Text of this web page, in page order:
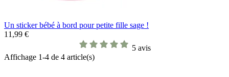
Un sticker bébé à bord pour petite fille sage !
11,99 €
5 avis
Affichage 1-4 de 4 article(s)